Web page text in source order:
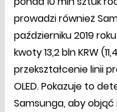
prowadzi również
październiku 2019
kwoty 13,2 bln KRW
przekształcenie linii
OLED. Pokazuje to
Samsunga, aby